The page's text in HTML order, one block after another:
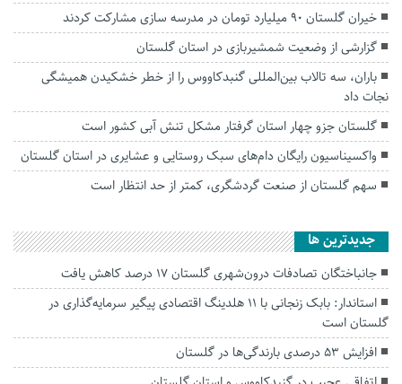
خیران گلستان ۹۰ میلیارد تومان در مدرسه سازی مشارکت کردند
گزارشی از وضعیت شمشیربازی در استان گلستان
باران، سه تالاب بین‌المللی گنبدکاووس را از خطر خشکیدن همیشگی
نجات داد
گلستان جزو چهار استان گرفتار مشکل تنش آبی کشور است
واکسیناسیون رایگان دام‌های سبک روستایی و عشایری در استان گلستان
سهم گلستان از صنعت گردشگری، کمتر از حد انتظار است
جديدترين ها
جانباختگان تصادفات درون‌شهری گلستان ۱۷ درصد کاهش یافت
استاندار: بابک زنجانی با ۱۱ هلدینگ اقتصادی پیگیر سرمایه‌گذاری در
گلستان است
افزایش ۵۳ درصدی بارندگی‌ها در گلستان